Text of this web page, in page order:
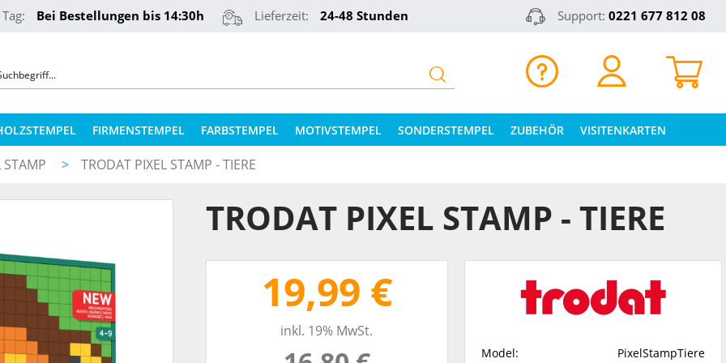
Bei Bestellungen bis 14:30h Lieferzeit: 24-48 Stunden Support: 0221 677 812 08
FIRMENSTEMPEL FARBSTEMPEL MOTIVSTEMPEL SONDERSTEMPEL
TEXTILSTEMPEL
QR-CODE STEMPEL
ZUBEHÖR
COLOP STEMPELKISSEN
ERSATZPLATTEN NACH TYPEN
ERSATZPLATTEN NACH GRÖSSE
STEMPELKISSEN FÜR HOLZSTEMPEL
VISITENKARTEN
> TRODAT PIXEL STAMP - TIERE
TRODAT PIXEL STAMP - TIERE
19,99 €
inkl. 19% MwSt.
Model:
PixelStampTiere